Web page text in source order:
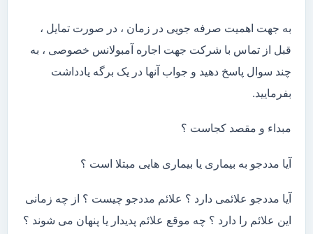
به جهت اهمیت صرفه جویی در زمان ، در صورت تمایل ،
قبل از تماس با شرکت جهت اجاره آمبولانس خصوصی ، به
چند سوال پاسخ دهید و جواب آنها در یک برگه یادداشت
بفرمایید.
مبداء و مقصد کجاست ؟
آیا مددجو به بیماری یا بیماری هایی مبتلا است ؟
آیا مددجو علائمی دارد ؟ علائم مددجو چیست ؟ از چه زمانی
این علائم را دارد ؟ چه موقع علائم پدیدار یا پنهان می شوند ؟